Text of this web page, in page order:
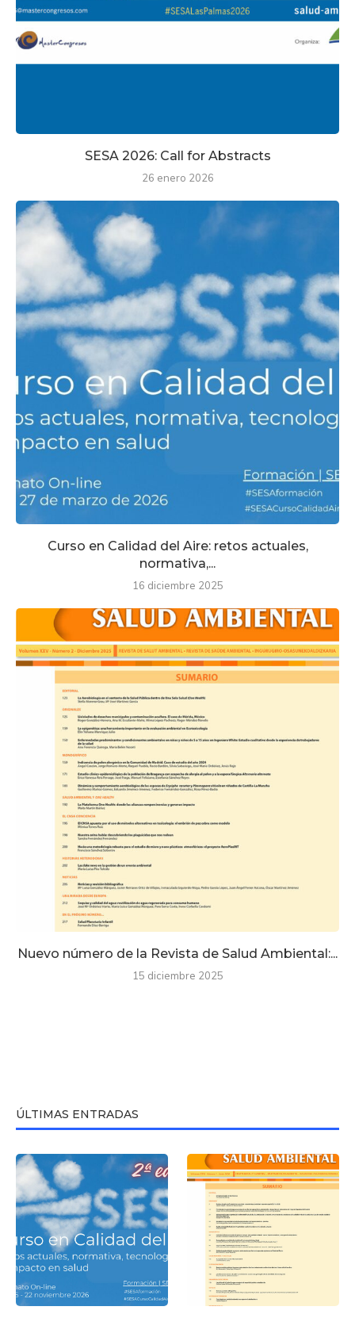
SESA 2026: Call for Abstracts
26 enero 2026
Curso en Calidad del Aire: retos actuales,
normativa,...
16 diciembre 2025
Nuevo número de la Revista de Salud Ambiental:...
15 diciembre 2025
ÚLTIMAS ENTRADAS